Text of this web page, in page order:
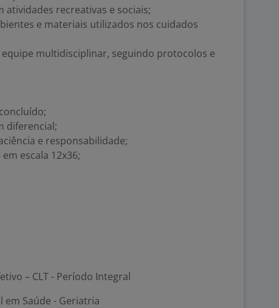
recreativas e sociais;
e materiais utilizados nos cuidados
multidisciplinar, seguindo protocolos e
diferencial;
e responsabilidade;
escala 12x36;
– CLT - Período Integral
em Saúde - Geriatria